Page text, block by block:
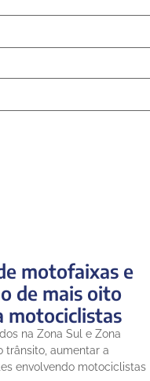
motofaixas e
de mais oito
motociclistas
na Zona Sul e Zona
trânsito, aumentar a
envolvendo motociclistas